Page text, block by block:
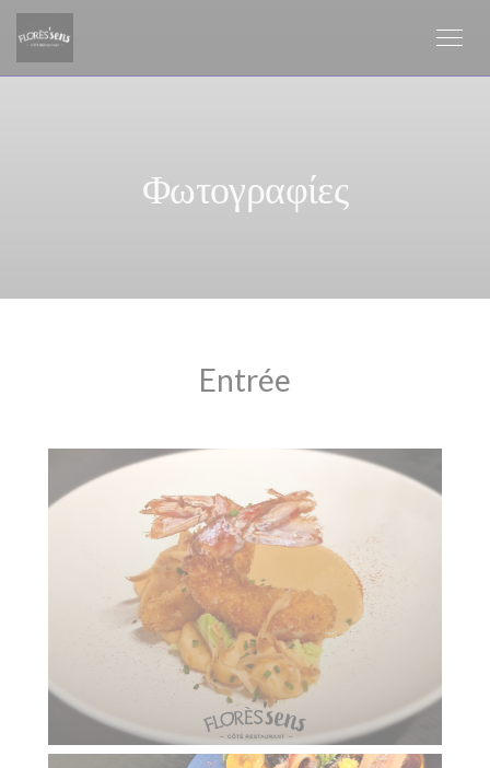
Πίνακας διαχείρισης "Μπισκότων" (Cookies)
Φωτογραφίες
Entrée